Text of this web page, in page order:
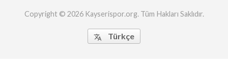
Copyright © 2026 Kayserispor.org. Tüm Hakları Saklıdır.
 Türkçe